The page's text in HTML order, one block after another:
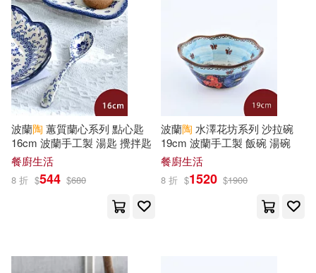
美國迪士尼公司(22)
菲莉絲．卡司特、克麗絲婷．卡司
特(22)
DEEP’S(21)
Megamorrina(21)
デジタルピーチ(21)
晨星(69) 根華(69)
上海古籍出版社(68)
文物出版社(68) 東雨文化(68)
野人(68)
上海交通大學出版社(67)
天下文化(66)
湖北少年兒童出版社(66)
波蘭陶 蕙質蘭心系列 點心匙
16cm 波蘭手工製 湯匙 攪拌匙
餐廚生活
8 折 $544 $680
波蘭陶 水澤花坊系列 沙拉碗
19cm 波蘭手工製 飯碗 湯碗
餐廚生活
8 折 $1520 $1900